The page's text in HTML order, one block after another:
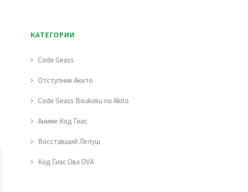
КАТЕГОРИИ
Code Geass
Отступник Акито
Code Geass Boukoku no Akito
Аниме Код Гиас
Восставший Лелуш
Код Гиас Ова OVA